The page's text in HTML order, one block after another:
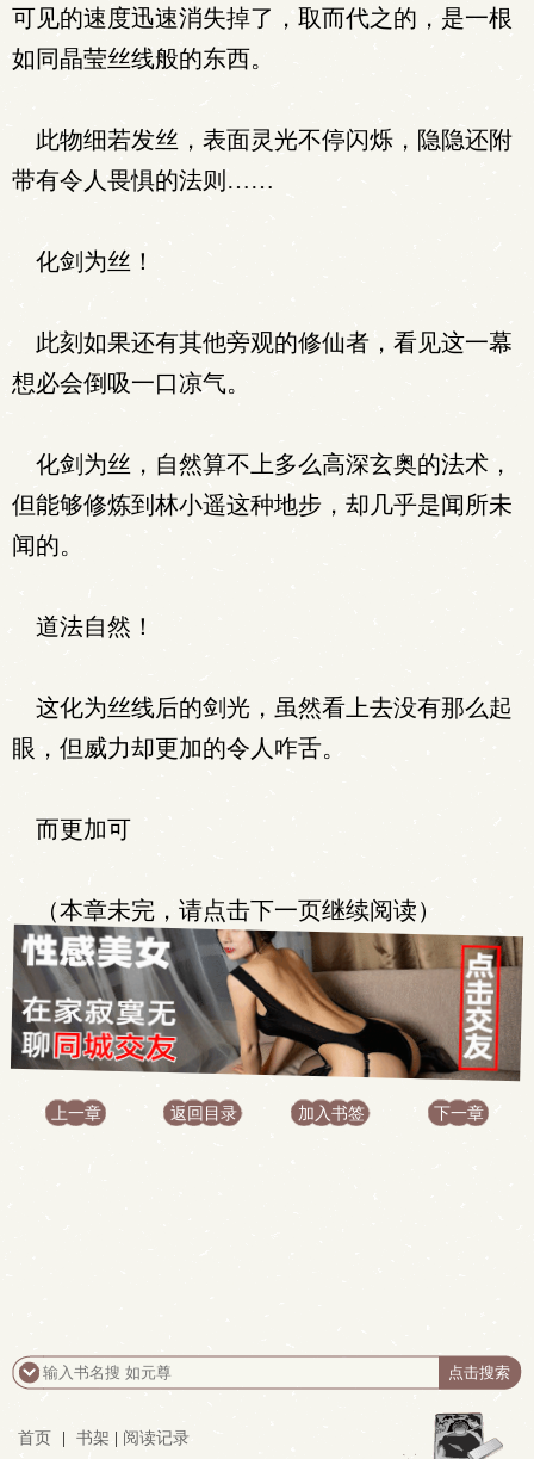
可见的速度迅速消失掉了，取而代之的，是一根
如同晶莹丝线般的东西。
此物细若发丝，表面灵光不停闪烁，隐隐还附
带有令人畏惧的法则……
化剑为丝！
此刻如果还有其他旁观的修仙者，看见这一幕
想必会倒吸一口凉气。
化剑为丝，自然算不上多么高深玄奥的法术，
但能够修炼到林小遥这种地步，却几乎是闻所未
闻的。
道法自然！
这化为丝线后的剑光，虽然看上去没有那么起
眼，但威力却更加的令人咋舌。
而更加可
（本章未完，请点击下一页继续阅读）
上一章 返回目录 加入书签 下一章
首页 书架 阅读记录